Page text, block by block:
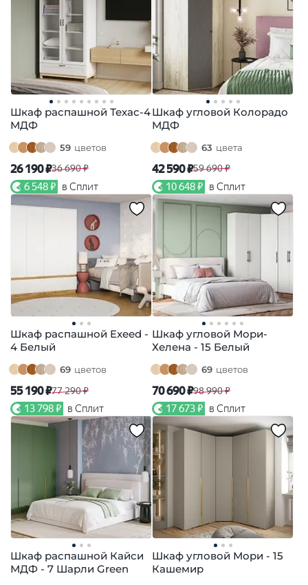
Шкаф распашной Техас-4
МДФ
59 цветов
26 190 ₽36 690 ₽
6 548 ₽ в Сплит
Шкаф угловой Колорадо
МДФ
63 цвета
42 590 ₽59 690 ₽
10 648 ₽ в Сплит
Шкаф распашной Exeed -
4 Белый
69 цветов
55 190 ₽77 290 ₽
13 798 ₽ в Сплит
Шкаф угловой Мори-
Хелена - 15 Белый
69 цветов
70 690 ₽98 990 ₽
17 673 ₽ в Сплит
Шкаф распашной Кайси
МДФ - 7 Шарли Green
Шкаф угловой Мори - 15
Кашемир